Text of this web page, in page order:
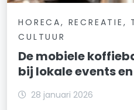
HORECA, RECREATIE,
CULTUUR
De mobiele
bij lokale events
28 januari 2026